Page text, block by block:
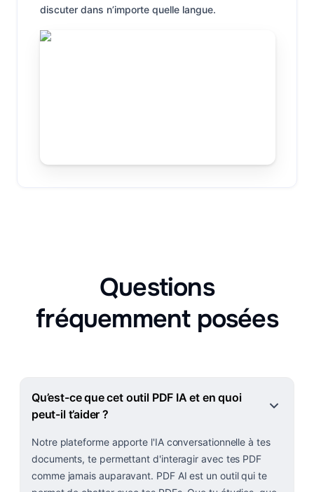
discuter dans n’importe quelle langue.
Questions
fréquemment posées
Qu’est-ce que cet outil PDF IA et en quoi
peut-il t’aider ?
Notre plateforme apporte l'IA conversationnelle à tes
documents, te permettant d'interagir avec tes PDF
comme jamais auparavant. PDF AI est un outil qui te